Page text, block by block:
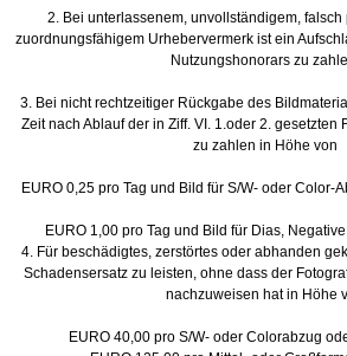
2. Bei unterlassenem, unvollständigem,
zuordnungsfähigem Urhebervermerk ist ein
Nutzungshonorars zu
3. Bei nicht rechtzeitiger Rückgabe des
Zeit nach Ablauf der in Ziff. VI. 1.oder 2. gesetzten
zu zahlen in Höhe von
EURO 0,25 pro Tag und Bild für S/W- oder Color-
EURO 1,00 pro Tag und Bild für Dias,
4. Für beschädigtes, zerstörtes oder abhanden
Schadensersatz zu leisten, ohne dass der
nachzuweisen hat in Höhe
EURO 40,00 pro S/W- oder Colorabzug